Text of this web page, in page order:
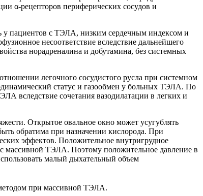
α-рецепторов периферических сосудов и
у пациентов с ТЭЛА, низким сердечным индексом и
несоответствие вследствие дальнейшего
норадреналина и добутамина, без системных
легочного сосудистого русла при системном
статус и газообмен у больных ТЭЛА. По
вследствие сочетания вазодилатации в легких и
Открытое овальное окно может усугублять
обратима при назначении кислорода. При
эффектов. Положительное внутригрудное
массивной ТЭЛА. Поэтому положительное давление в
малый дыхательный объем
при массивной ТЭЛА.